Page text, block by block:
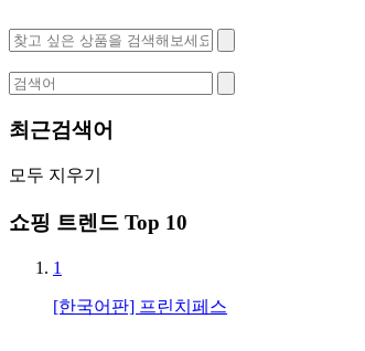
최근검색어
모두 지우기
쇼핑 트렌드 Top 10
1
[한국어판] 프린치페스